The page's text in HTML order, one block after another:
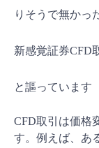
りそうで無かっ
新感覚証券CFD
と謳っています
CFD取引は価格
す。例えば、あ